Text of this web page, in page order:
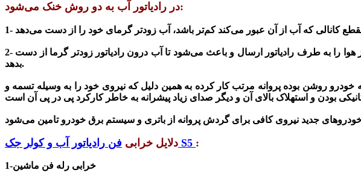
در رادیاتور آب به دو روش خنک می‌شود:
2- برخورد هوای خنک با آبی که از رادیاتور عبور می‌کند: فن خودرو وظیفه خودش را انجام می‌دهد. فن خودرو جریانی از هوا را به طرف رادیاتور ارسال و باعث می‌شود تا آب درون رادیاتور زودتر گرما از دست
بدهد.
روشن بوده پروانه مرتب کار کرده به همین دلیل که نیروی خود را به وسیله تسمه و
دلایل خرابی فن رادیاتور آب و کولر جک S5 :
1-خرابی رله فن ماشین